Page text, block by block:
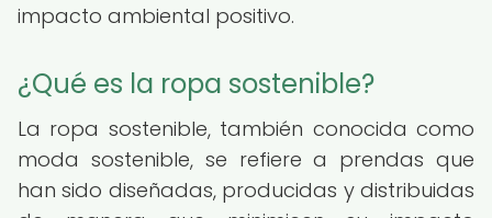
impacto ambiental positivo.
¿Qué es la ropa sostenible?
La ropa sostenible, también conocida como
moda sostenible, se refiere a prendas que
han sido diseñadas, producidas y distribuidas